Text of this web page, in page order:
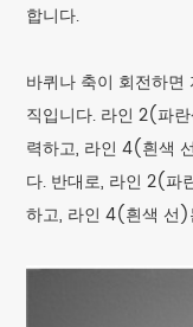
합니다.
바퀴나 축이 회전하
직입니다. 라인 2(파
력하고, 라인 4(흰색
다. 반대로, 라인 2(
하고, 라인 4(흰색 선)